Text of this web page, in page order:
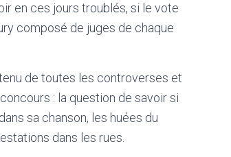
en ces jours troublés, si le vote
composé de juges de chaque
de toutes les controverses et
: la question de savoir si
sa chanson, les huées du
dans les rues.